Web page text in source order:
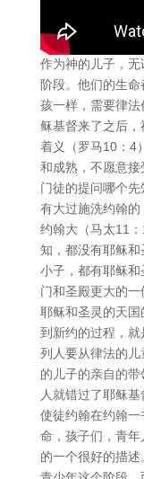
作为神的儿子，
阶段。他们的生
孩一样，需要律
稣基督来了之后
着义（罗马10：4
和成熟，不愿意
门徒的提问哪个
有大过施洗约翰
约翰大（马太11
知，都没有耶稣
小子，都有耶稣
门和圣殿更大的
耶稣和圣灵的天
到新约的过程，
列人要从律法的
的儿子的亲自的
人就错过了耶稣基
使徒约翰在约翰
命，孩子们，青
的一个很好的描